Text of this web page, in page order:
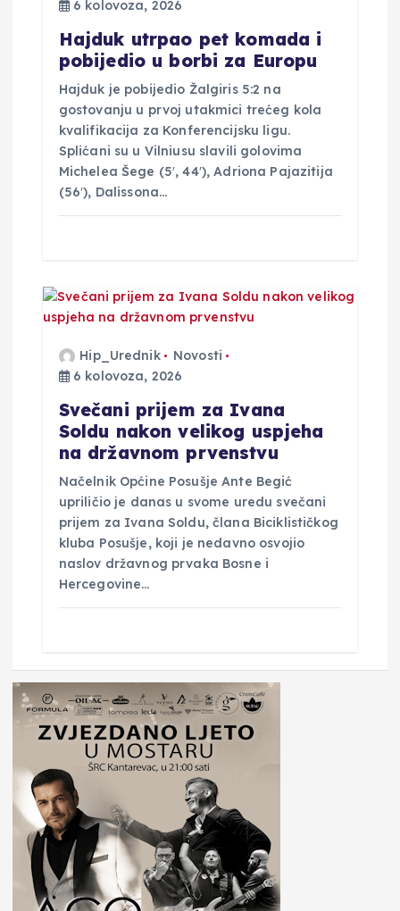
6 kolovoza, 2026
Hajduk utrpao pet komada i
pobijedio u borbi za Europu
Hajduk je pobijedio Žalgiris 5:2 na
gostovanju u prvoj utakmici trećeg kola
kvalifikacija za Konferencijsku ligu.
Splićani su u Vilniusu slavili golovima
Michelea Šege (5′, 44′), Adriona Pajazitija
(56′), Dalissona…
Hip_Urednik
Novosti
6 kolovoza, 2026
Svečani prijem za Ivana
Soldu nakon velikog uspjeha
na državnom prvenstvu
Načelnik Općine Posušje Ante Begić
upriličio je danas u svome uredu svečani
prijem za Ivana Soldu, člana Biciklističkog
kluba Posušje, koji je nedavno osvojio
naslov državnog prvaka Bosne i
Hercegovine…